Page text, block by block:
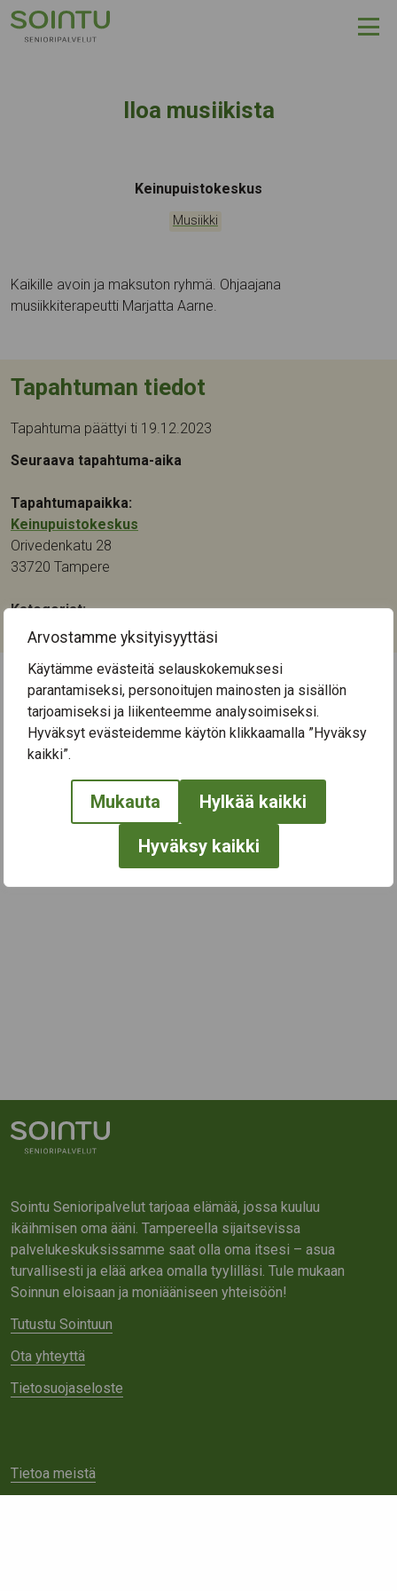
Arvostamme yksityisyyttäsi
Käytämme evästeitä selauskokemuksesi
parantamiseksi, personoitujen mainosten ja sisällön
tarjoamiseksi ja liikenteemme analysoimiseksi.
Hyväksyt evästeidemme käytön klikkaamalla ”Hyväksy
kaikki”.
Mukauta Hylkää kaikki
Hyväksy kaikki
Hyppää sisältöön
Iloa musiikista
Tapahtumapaikka:
Keinupuistokeskus
Kategoriat:
Musiikki
Kaikille avoin ja maksuton ryhmä. Ohjaajana
musiikkiterapeutti Marjatta Aarne.
Tapahtuman tiedot
Tapahtuma päättyi ti 19.12.2023
Seuraava tapahtuma-aika
Tapahtumapaikka:
Keinupuistokeskus
Orivedenkatu 28
33720 Tampere
Kategoriat:
Musiikki
← Näytä kaikki tapahtumat
Sointu Senioripalvelut tarjoaa elämää, jossa kuuluu
ikäihmisen oma ääni. Tampereella sijaitsevissa
palvelukeskuksissamme saat olla oma itsesi – asua
turvallisesti ja elää arkea omalla tyylilläsi. Tule mukaan
Soinnun eloisaan ja moniääniseen yhteisöön!
Tutustu Sointuun
Ota yhteyttä
Tietosuojaseloste
Tietoa meistä